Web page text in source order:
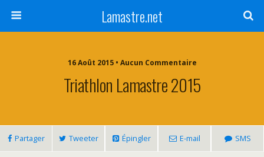
Lamastre.net
16 Août 2015 • Aucun Commentaire
Triathlon Lamastre 2015
Partager Tweeter Épingler E-mail SMS